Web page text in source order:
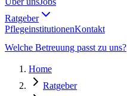
Ratgeber
PflegeinstitutionenKontakt
Welche Betreuung passt zu uns?
Home
Ratgeber